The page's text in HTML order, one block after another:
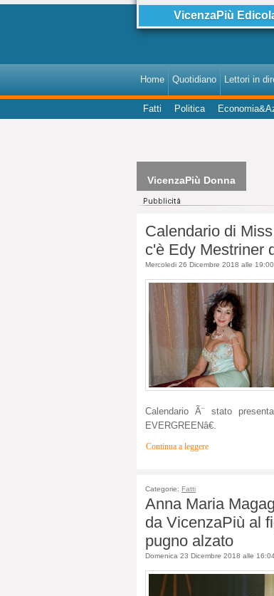
VicenzaPiù
Home Quotidiano Lettori in
Fatti Politica
VicenzaPiù Donna
Calendario di
c'è Edy Mestriner
Mercoledi 26 Dicembre 2018 alle 19:00
Calendario Ã¨ stato
EVERGREENâ€.
Continua a leggere
Categorie: Fatti
Anna Maria
da VicenzaPiù al
pugno alzato
Domenica 23 Dicembre 2018 alle